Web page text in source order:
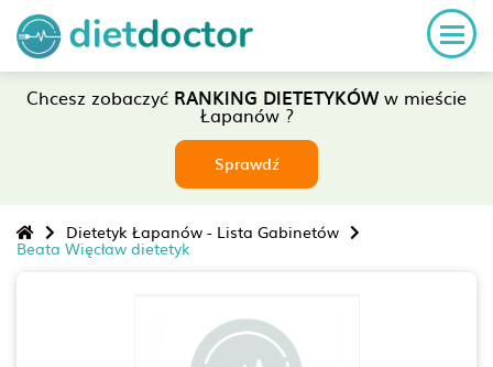
Chcesz zobaczyć RANKING DIETETYKÓWw mieście
Łapanów ?
Sprawdź
Dietetyk Łapanów - Lista Gabinetów
Beata Więcław dietetyk